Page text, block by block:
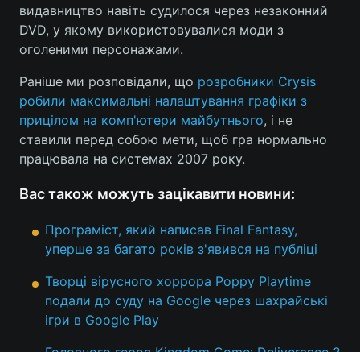
Інтерв'ю Думки
Архів
Контакти
Послуги
Тема оформлення
видавництво навіть судилося через незаконний
DVD, у якому використовувалися моди з
оголеними персонажами.
Раніше ми розповідали, що розробники Crysis
робили максимальні налаштування графіки з
прицілом на комп'ютери майбутнього, і не
ставили перед собою мети, щоб гра нормально
працювала на системах 2007 року.
Вас також можуть зацікавити новини:
Програміст, який написав Final Fantasy,
уперше за багато років з'явився на публіці
Творці вірусного хоррора Poppy Playtime
подали до суду на Google через шахрайські
ігри в Google Play